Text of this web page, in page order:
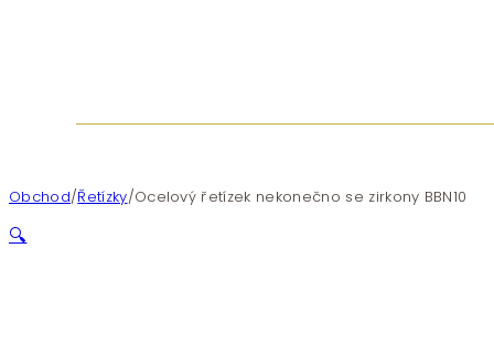
Obchod/Řetízky/Ocelový řetízek nekonečno se zirkony BBN10
🔍